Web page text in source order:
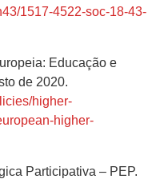
1517-4522-soc-18-43-
Educação e
de 2020.
higher-
higher-
Participativa – PEP.